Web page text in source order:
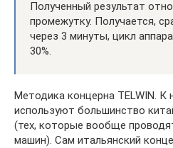
Полученный результат
промежутку. Получается,
через 3 минуты, цикл
30%.
Методика концерна TELWIN. К
используют большинство
(тех, которые вообще
машин). Сам итальянский